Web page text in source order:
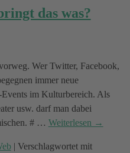
das was?
Wer Twitter, Facebook,
immer neue
im Kulturbereich. Als
usw. darf man dabei
# … Weiterlesen →
| Verschlagwortet mit